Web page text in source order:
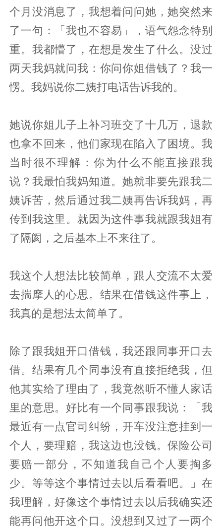
个月没消息了，我想着问问她，她突然来
了一句：「我也不容易」，语气怨念特别
重。我都懵了，在想是发生了什么。没过
两天我妈就问我：你问你姐借钱了？我一
愣。我妈说你二姨打电话告诉我的。
她说你姐儿子上补习班交了十几万，退款
也拿不回来，他们家现在陷入了困境。我
当时很不理解：你为什么不能直接跟我
说？我最怕我妈知道。她就非要先跟我二
姨诉苦，然后通过我二姨再告诉我妈，再
传到我这里。就因为这件事我就跟我姐有
了隔阂，之后基本上不来往了。
我这个人想法比较简单，跟人交流不太爱
去揣摩人的心思。结果在借钱这件事上，
我真的是想法太简单了。
除了跟我姐开口借钱，我还跟同事开口去
借。结果有几个同事没有直接拒绝我，但
他其实给了理由了，我竟然听不懂人家话
里的意思。好比有一个同事跟我说：「我
最近有一点官司纠纷，开车没注意挂到一
个人，要理赔，我这边也没钱。保险公司
要赔一部分，不知道我自己个人要掏多
少。等等这个事情过去以后看看吧。」在
我理解，好像这个事情过去以后我确实还
能再问他开这个口。没想到又过了一两个